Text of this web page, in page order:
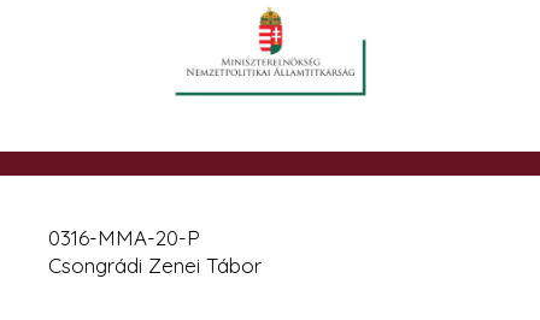
0316-MMA-20-P
Csongrádi Zenei Tábor